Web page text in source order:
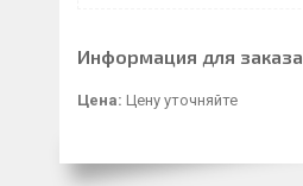
Информация для заказа
Цена: Цену уточняйте